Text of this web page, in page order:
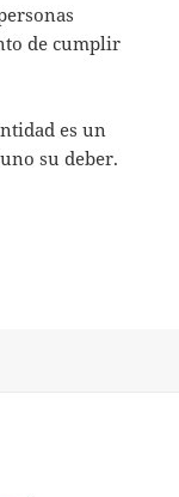
de cumplir
es un
su deber.